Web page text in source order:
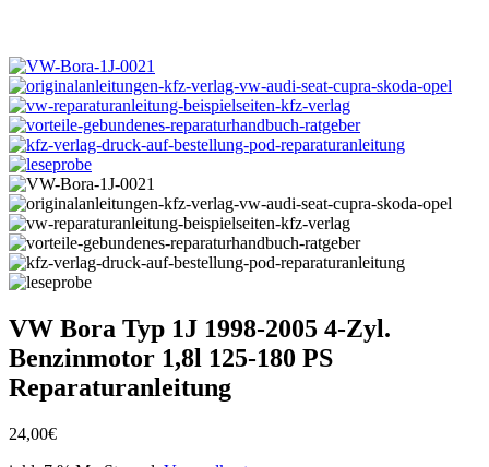
VW Bora Typ 1J 1998-2005 4-Zyl.
Benzinmotor 1,8l 125-180 PS
Reparaturanleitung
24,00€